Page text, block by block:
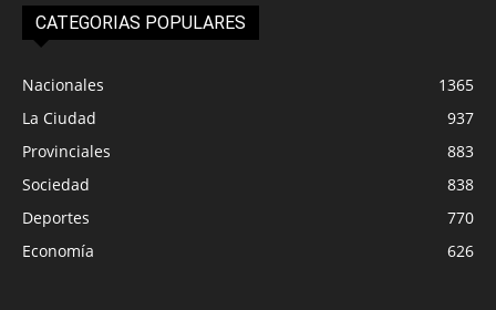
CATEGORIAS POPULARES
Nacionales
1365
La Ciudad
937
Provinciales
883
Sociedad
838
Deportes
770
Economía
626